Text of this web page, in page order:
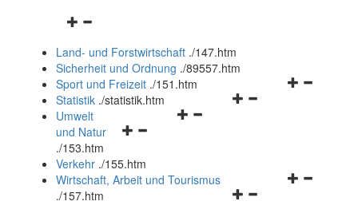
Navigationsmenü
und
schließen
Land- und Forstwirtschaft ./147.htm
Sicherheit und Ordnung ./89557.htm
Navigationsmenü
Sport und Freizeit ./151.htm
Navigationsmenü
Statistik ./statistik.htm
Navigationsmenü
und
schließen
Umwelt
und Natur
./153.htm
Verkehr ./155.htm
Navigationsmenü
Wirtschaft, Arbeit und Tourismus
./157.htm